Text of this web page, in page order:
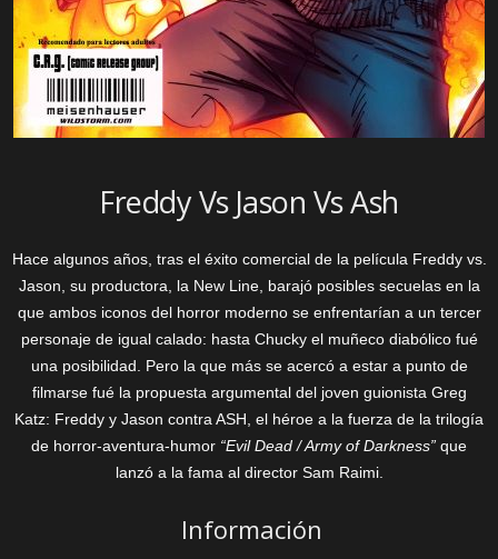
Freddy Vs Jason Vs Ash
Hace algunos años, tras el éxito comercial de la película Freddy vs.
Jason, su productora, la New Line, barajó posibles secuelas en la
que ambos iconos del horror moderno se enfrentarían a un tercer
personaje de igual calado: hasta Chucky el muñeco diabólico fué
una posibilidad. Pero la que más se acercó a estar a punto de
filmarse fué la propuesta argumental del joven guionista Greg
Katz: Freddy y Jason contra ASH, el héroe a la fuerza de la trilogía
de horror-aventura-humor “Evil Dead / Army of Darkness” que
lanzó a la fama al director Sam Raimi.
Información